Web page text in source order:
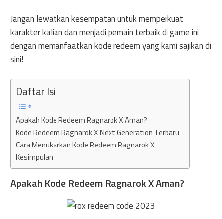
Jangan lewatkan kesempatan untuk memperkuat
karakter kalian dan menjadi pemain terbaik di game ini
dengan memanfaatkan kode redeem yang kami sajikan di
sini!
Daftar Isi
Apakah Kode Redeem Ragnarok X Aman?
Kode Redeem Ragnarok X Next Generation Terbaru
Cara Menukarkan Kode Redeem Ragnarok X
Kesimpulan
Apakah Kode Redeem Ragnarok X Aman?